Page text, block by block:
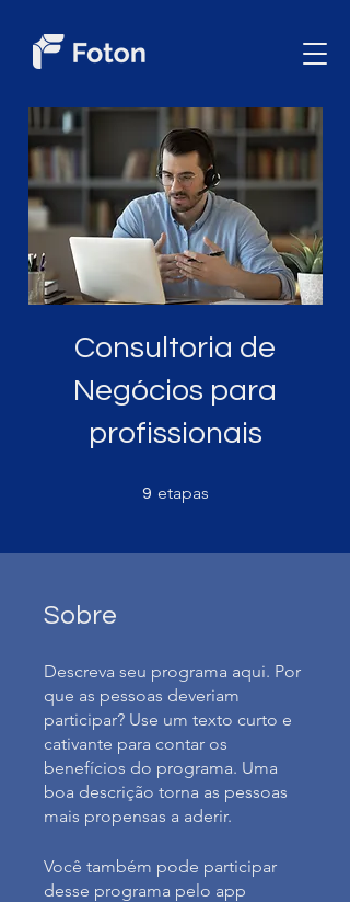
Consultoria de
Negócios para
profissionais
9 etapas
Sobre
Descreva seu programa aqui. Por
que as pessoas deveriam
participar? Use um texto curto e
cativante para contar os
benefícios do programa. Uma
boa descrição torna as pessoas
mais propensas a aderir.
Você também pode participar
desse programa pelo app